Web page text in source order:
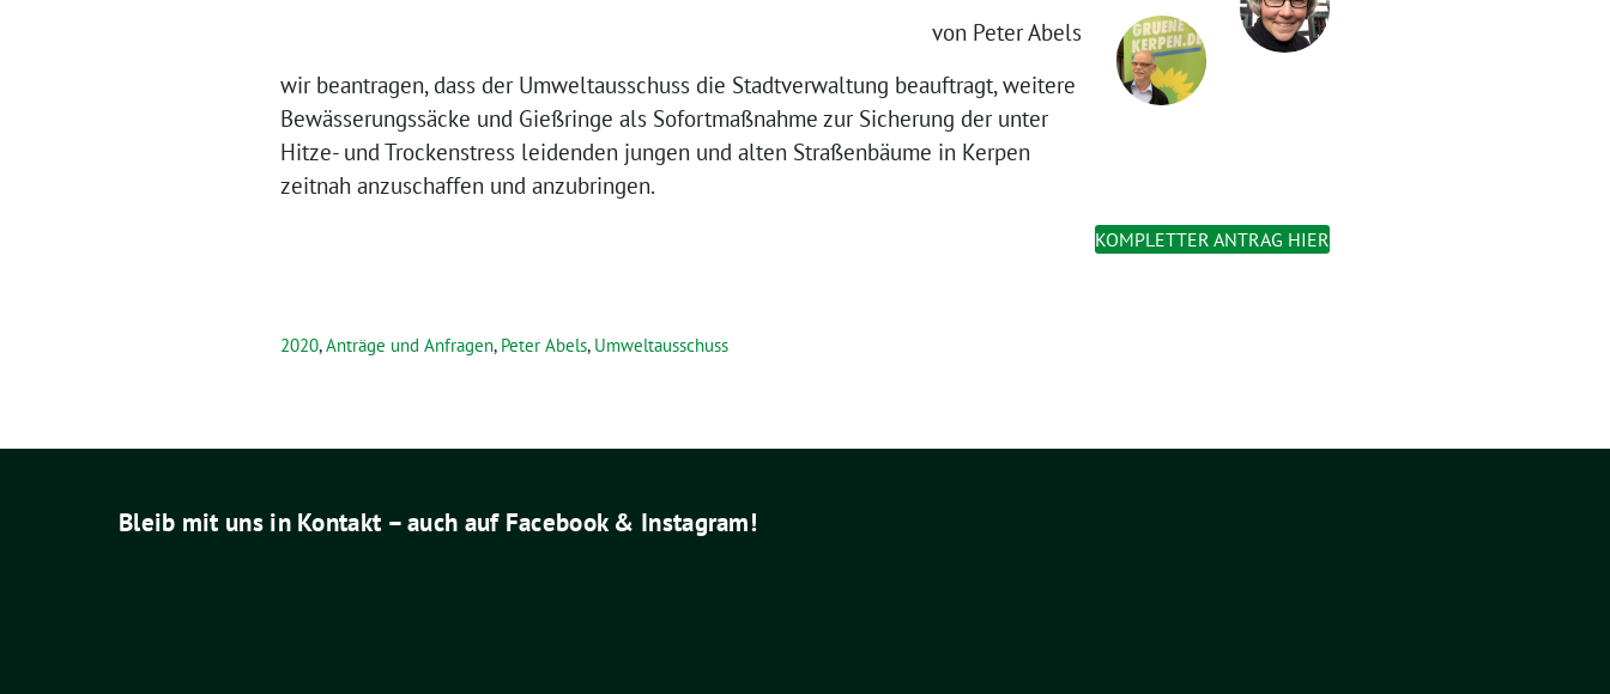
von Peter Abels
wir beantragen, dass der Umweltausschuss die Stadtverwaltung beauftragt, weitere
Bewässerungssäcke und Gießringe als Sofortmaßnahme zur Sicherung der unter
Hitze- und Trockenstress leidenden jungen und alten Straßenbäume in Kerpen
zeitnah anzuschaffen und anzubringen.
KOMPLETTER ANTRAG HIER
2020,Anträge und Anfragen, Peter Abels, Umweltausschuss
Bleib mit uns in Kontakt – auch auf Facebook & Instagram!